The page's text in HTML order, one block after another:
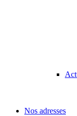
Nos adresses